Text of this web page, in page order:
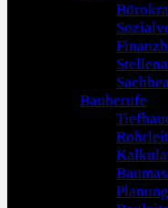
Bauberufe